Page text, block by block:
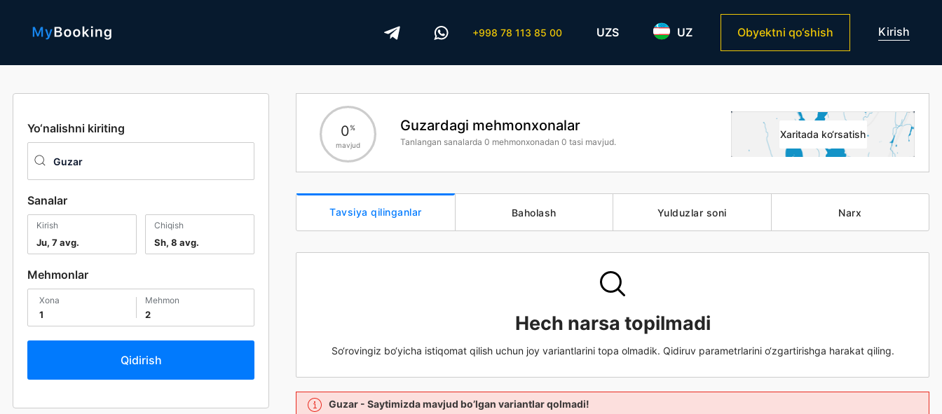
+998 78 113 85 00 UZS UZ Obyektni qo‘shish Kirish
Yo‘nalishni kiriting
Sanalar
Kirish
Ju, 7 avg.
Chiqish
Sh, 8 avg.
Mehmonlar
1
xona
2
mehmon
0%
mavjud
Guzardagi mehmonxonalar
Tanlangan sanalarda 0 mehmonxonadan 0 tasi mavjud.
Xaritada ko‘rsatish
Tavsiya qilinganlar Baholash Yulduzlar soni Narx
Hech narsa topilmadi
So‘rovingiz bo‘yicha istiqomat qilish uchun joy variantlarini topa olmadik. Qidiruv parametrlarini o‘zgartirishga harakat qiling.
Guzar - Saytimizda mavjud bo’lgan variantlar qolmadi!